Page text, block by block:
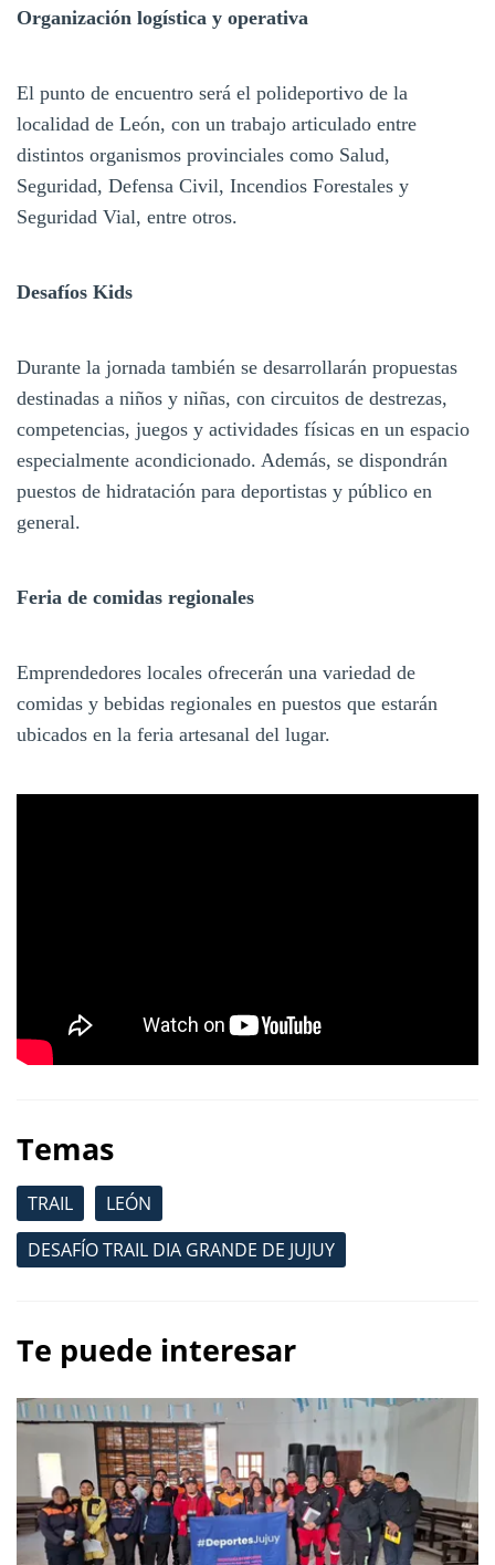
Organización logística y operativa
El punto de encuentro será el polideportivo de la
localidad de León, con un trabajo articulado entre
distintos organismos provinciales como Salud,
Seguridad, Defensa Civil, Incendios Forestales y
Seguridad Vial, entre otros.
Desafíos Kids
Durante la jornada también se desarrollarán propuestas
destinadas a niños y niñas, con circuitos de destrezas,
competencias, juegos y actividades físicas en un espacio
especialmente acondicionado. Además, se dispondrán
puestos de hidratación para deportistas y público en
general.
Feria de comidas regionales
Emprendedores locales ofrecerán una variedad de
comidas y bebidas regionales en puestos que estarán
ubicados en la feria artesanal del lugar.
Temas
TRAIL
LEÓN
DESAFÍO TRAIL DIA GRANDE DE JUJUY
Te puede interesar